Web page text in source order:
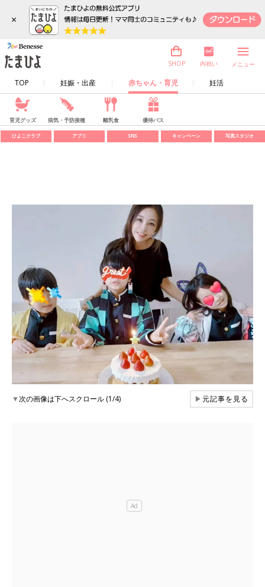
×
TOP 妊娠・出産 赤ちゃん・育児 妊活
SHOP 内祝い メニュー
育児グッズ 病気・予防接種 離乳食 優待パス
ひよこクラブ アプリ SNS キャンペーン 写真スタジオ
▼次の画像は下へスクロール (1/4) ▶元記事を見る